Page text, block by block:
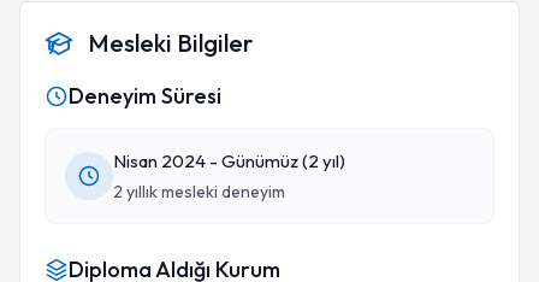
Mesleki Bilgiler
Deneyim Süresi
Nisan 2024 - Günümüz (2 yıl)
2 yıllık mesleki deneyim
Diploma Aldığı Kurum